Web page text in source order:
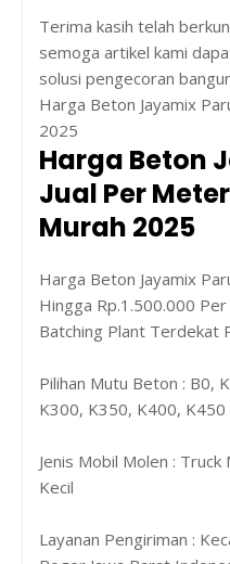
Terima kasih telah
semoga artikel kami
solusi pengecoran
Harga Beton Jayamix
2025
Harga Beton
Jual Per
Murah 2025
Harga Beton Jayamix
Hingga Rp.1.500.000
Batching Plant Terdekat
Pilihan Mutu Beton : B0,
K300, K350, K400, K450
Jenis Mobil Molen :
Kecil
Layanan Pengiriman :